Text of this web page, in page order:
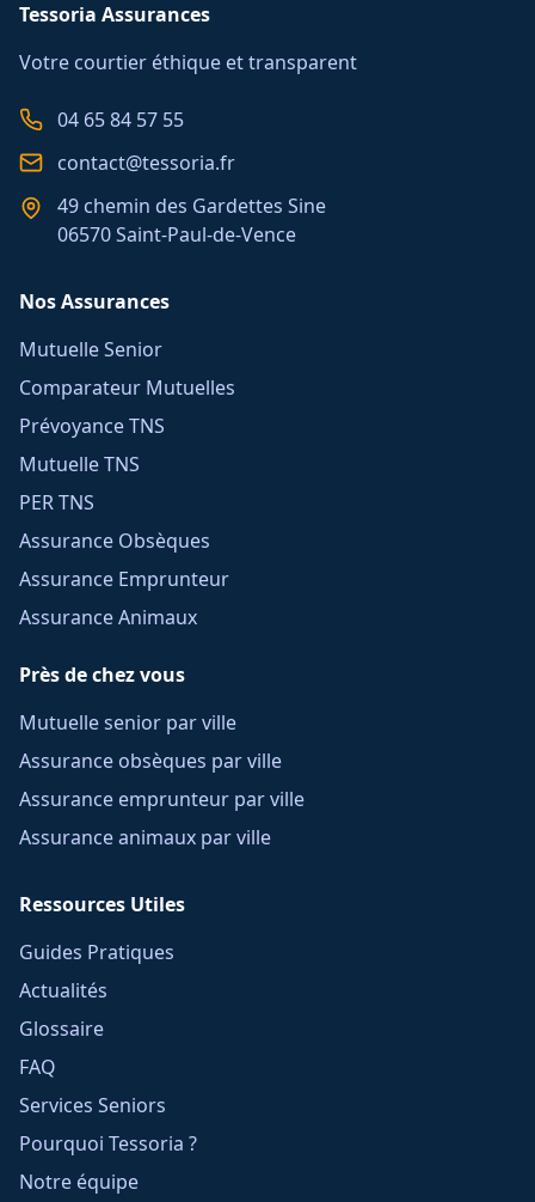
Tessoria Assurances
Votre courtier éthique et transparent
04 65 84 57 55
contact@tessoria.fr
49 chemin des Gardettes Sine
06570 Saint-Paul-de-Vence
Nos Assurances
Mutuelle Senior
Comparateur Mutuelles
Prévoyance TNS
Mutuelle TNS
PER TNS
Assurance Obsèques
Assurance Emprunteur
Assurance Animaux
Près de chez vous
Mutuelle senior par ville
Assurance obsèques par ville
Assurance emprunteur par ville
Assurance animaux par ville
Ressources Utiles
Guides Pratiques
Actualités
Glossaire
FAQ
Services Seniors
Pourquoi Tessoria ?
Notre équipe